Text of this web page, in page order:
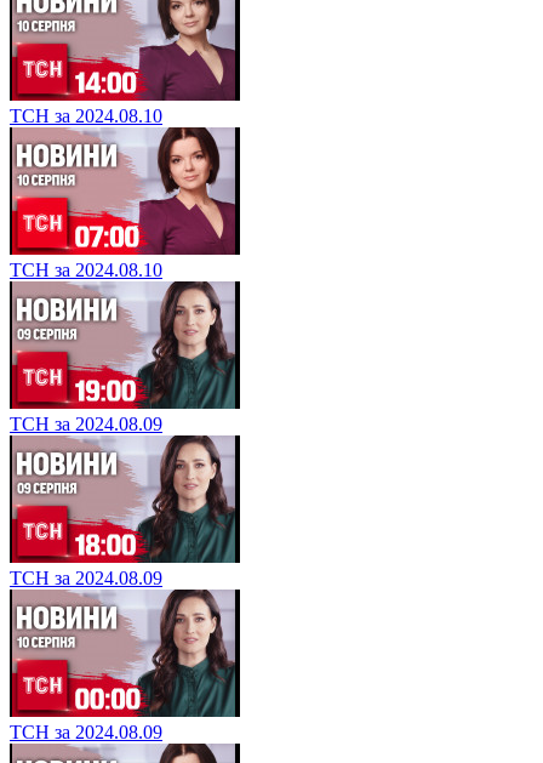
ТСН за 2024.08.10
ТСН за 2024.08.10
ТСН за 2024.08.09
ТСН за 2024.08.09
ТСН за 2024.08.09